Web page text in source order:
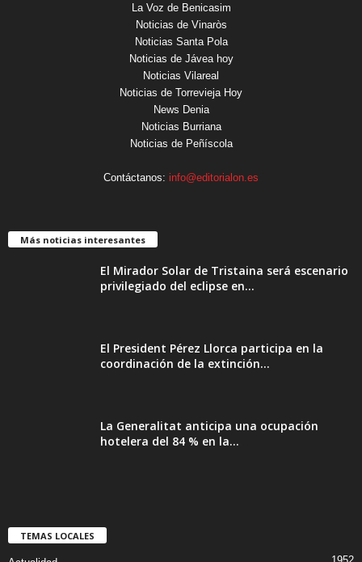
La Voz de Benicasim
Noticias de Vinaròs
Noticias Santa Pola
Noticias de Jávea hoy
Noticias Vilareal
Noticias de Torrevieja Hoy
News Denia
Noticias Burriana
Noticias de Peñíscola
Contáctanos: info@editorialon.es
Más noticias interesantes
El Mirador Solar de Tristaina será escenario
privilegiado del eclipse en...
El President Pérez Llorca participa en la
coordinación de la extinción...
La Generalitat anticipa una ocupación
hotelera del 84 % en la...
TEMAS LOCALES